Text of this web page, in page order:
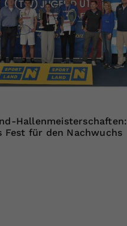
Hallenmeisterschaften:
Fest für den Nachwuchs